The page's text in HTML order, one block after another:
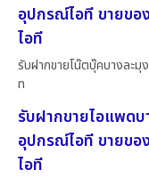
อุปกรณ์ไอที ขายขอ
ไอที
รับฝากขายโน๊ตบุ๊คบางละมุ
ท
รับฝากขายไอแพดบ
อุปกรณ์ไอที ขายขอ
ไอที